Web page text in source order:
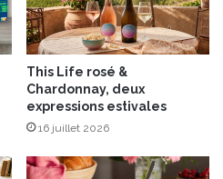
This Life rosé &
Chardonnay, deux
expressions estivales
16 juillet 2026